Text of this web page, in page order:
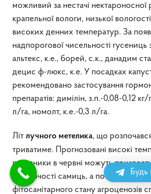
можливий за нестачі нектароносної
крапельної вологи, низької
високих денних температур. За
надпорогової чисельності гусениць
альтекс, к.е., борей, с.к., данадим
децис ф-люкс, к.е. У посадках
рекомендовано застосування
препаратів: димілін, з.п.-0,08-0,12
л/га, номолт, к.е.-0,3 л/га.
Літ лучного метелика, що
триватиме. Прогнозовані високі
показники в червні можуть
плодючості самиць, а постійний
фітосанітарного стану агроценозів
Будь